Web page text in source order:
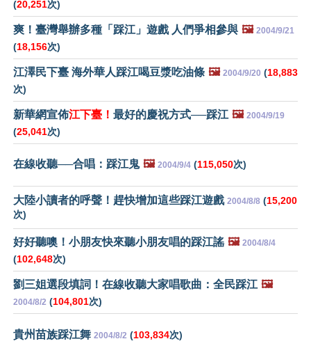
(20,251次)
爽！臺灣舉辦多種「踩江」遊戲 人們爭相參與 🖼️ 2004/9/21
(18,156次)
江澤民下臺 海外華人踩江喝豆漿吃油條 🖼️ 2004/9/20 (18,883
次)
新華網宣佈江下臺！ 最好的慶祝方式──踩江 🖼️ 2004/9/19
(25,041次)
在線收聽──合唱：踩江鬼 🖼️ 2004/9/4 (115,050次)
大陸小讀者的呼聲！趕快增加這些踩江遊戲 2004/8/8 (15,200
次)
好好聽噢！小朋友快來聽小朋友唱的踩江謠 🖼️ 2004/8/4
(102,648次)
劉三姐選段填詞！在線收聽大家唱歌曲：全民踩江 🖼️
2004/8/2 (104,801次)
貴州苗族踩江舞 2004/8/2 (103,834次)